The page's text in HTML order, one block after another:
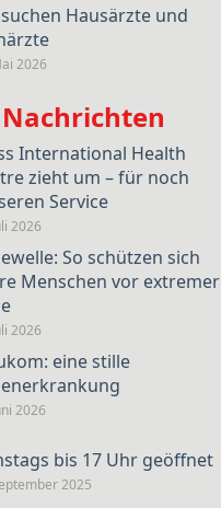
Hausärzte und
2026
International Health
zieht um – für noch
Service
2026
So schützen sich
Menschen vor extremer
2026
eine stille
2026
bis 17 Uhr geöffnet
2025